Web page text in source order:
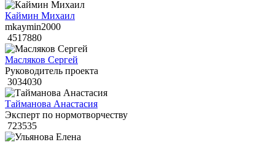
Каймин Михаил
mkaymin2000
4517880
Масляков Сергей
Руководитель проекта
3034030
Тайманова Анастасия
Эксперт по нормотворчеству
723535